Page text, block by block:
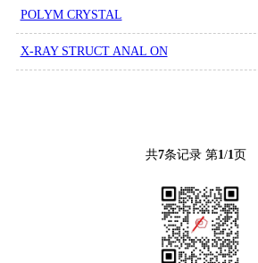
POLYM CRYSTAL
X-RAY STRUCT ANAL ON
共7条记录 第1/1页